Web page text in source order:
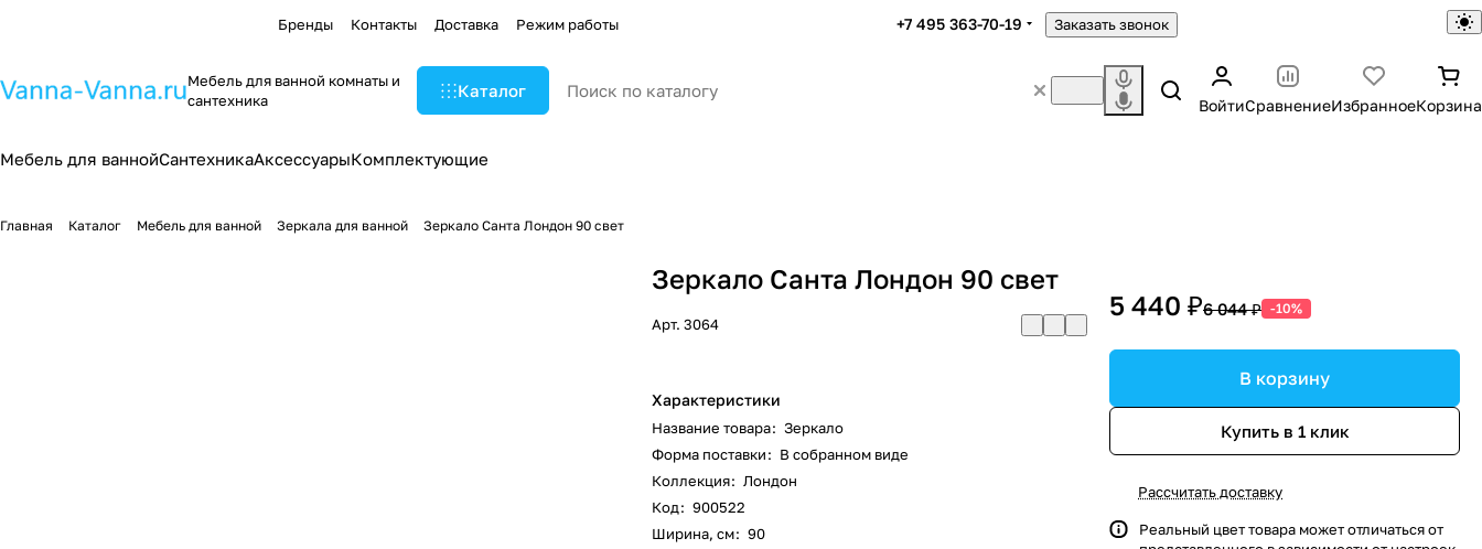
Бренды Контакты Доставка Режим работы +7 495 363-70-19 Заказать звонок
Мебель для ванной комнаты и
сантехника
Каталог
ВойтиСравнениеИзбранноеКорзина
Мебель для ваннойСантехникаАксессуарыКомплектующие
Главная Каталог Мебель для ванной Зеркала для ванной Зеркало Санта Лондон 90 свет
Зеркало Санта Лондон 90 свет
Арт.3064
Характеристики
Название товара: Зеркало
Форма поставки: В собранном виде
Коллекция: Лондон
Код: 900522
Ширина, см: 90
5 440 ₽6 044 ₽ -10%
В корзину
Купить в 1 клик
Рассчитать доставку
Реальный цвет товара может отличаться от